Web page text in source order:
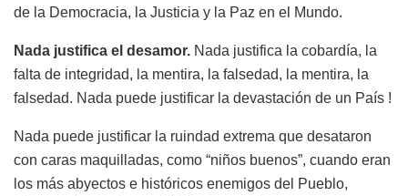
de la Democracia, la Justicia y la Paz en el Mundo.
Nada justifica el desamor. Nada justifica la cobardía, la
falta de integridad, la mentira, la falsedad, la mentira, la
falsedad. Nada puede justificar la devastación de un País !
Nada puede justificar la ruindad extrema que desataron
con caras maquilladas, como “niños buenos”, cuando eran
los más abyectos e históricos enemigos del Pueblo,